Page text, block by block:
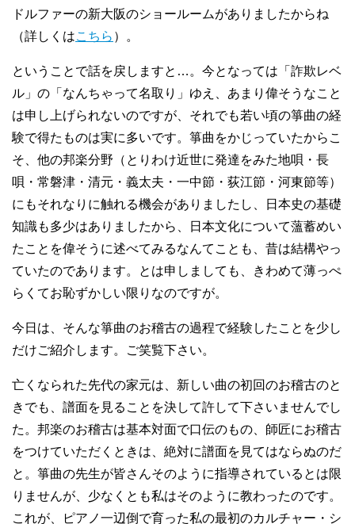
ドルファーの新大阪のショールームがありましたからね
（詳しくはこちら ）。
ということで話を戻しますと…。今となっては「詐欺レベ
ル」の「なんちゃって名取り」ゆえ、あまり偉そうなこと
は申し上げられないのですが、それでも若い頃の箏曲の経
験で得たものは実に多いです。箏曲をかじっていたからこ
そ、他の邦楽分野（とりわけ近世に発達をみた地唄・長
唄・常磐津・清元・義太夫・一中節・荻江節・河東節等）
にもそれなりに触れる機会がありましたし、日本史の基礎
知識も多少はありましたから、日本文化について薀蓄めい
たことを偉そうに述べてみるなんてことも、昔は結構やっ
ていたのであります。とは申しましても、きわめて薄っぺ
らくてお恥ずかしい限りなのですが。
今日は、そんな箏曲のお稽古の過程で経験したことを少し
だけご紹介します。ご笑覧下さい。
亡くなられた先代の家元は、新しい曲の初回のお稽古のと
きでも、譜面を見ることを決して許して下さいませんでし
た。邦楽のお稽古は基本対面で口伝のもの、師匠にお稽古
をつけていただくときは、絶対に譜面を見てはならぬのだ
と。箏曲の先生が皆さんそのように指導されているとは限
りませんが、少なくとも私はそのように教わったのです。
これが、ピアノ一辺倒で育った私の最初のカルチャー・シ